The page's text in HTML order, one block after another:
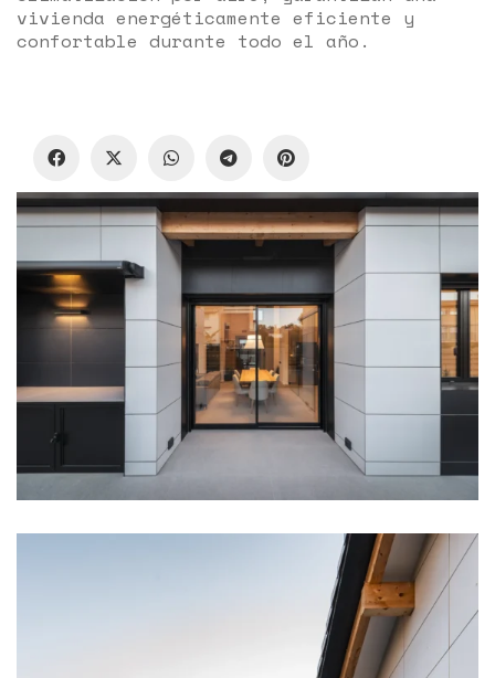
vivienda energéticamente eficiente y
confortable durante todo el año.